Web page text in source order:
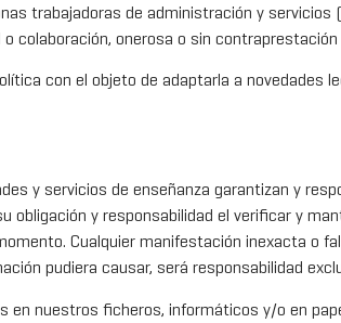
trabajadoras de administración y
colaboración, onerosa o sin
con el objeto de adaptarla a
y servicios de enseñanza garantizan y
obligación y responsabilidad el verificar y
Cualquier manifestación inexacta o
pudiera causar, será responsabilidad
en nuestros ficheros, informáticos y/o en